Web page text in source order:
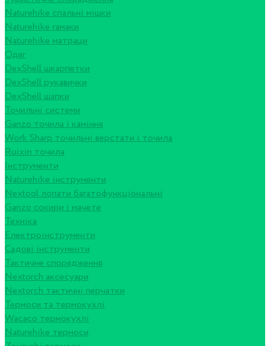
Naturehike спальні мішки
Naturehike гамаки
Naturehike матраци
Одяг
DexShell шкарпетки
DexShell рукавички
DexShell шапки
Точильні системи
Ganzo точила і каміння
Work Sharp точильні верстати і точила
Ruixin точила
Інструменти
Naturehike інструменти
Nextool лопати багатофункціональні
Ganzo сокири і мачете
Техніка
Електроінструменти
Садові інструменти
Тактичне спорядження
Nextorch аксесуари
Nextorch тактичні перчатки
Термоси та термокухлі
Wacaco термокухлі
Naturehike термоси